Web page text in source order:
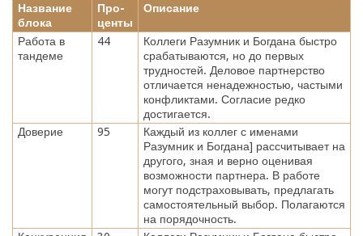
Название
блока
Про-
центы
Описание
Работа в
тандеме
44
Коллеги Разумник и Богдана быстро
срабатываются, но до первых
трудностей. Деловое партнерство
отличается ненадежностью, частыми
конфликтами. Согласие редко
достигается.
Доверие
95
Каждый из коллег с именами
Разумник и Богдана] рассчитывает на
другого, зная и верно оценивая
возможности партнера. В работе
могут подстраховывать, предлагать
самостоятельный выбор. Полагаются
на порядочность.